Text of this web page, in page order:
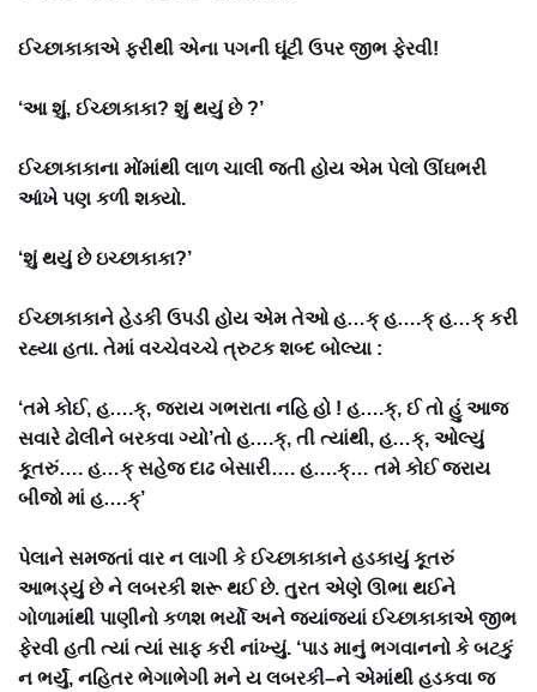
ઈચ્છાકાકાએ ફરીથી એના પગની ઘૂંટી ઉપર જીભ ફેરવી!
‘આ શું, ઈચ્છાકાકા? શું થયું છે ?’
ઈચ્છાકાકાના મોંમાંથી લાળ ચાલી જતી હોય એમ પેલો ઊંઘભરી
આંખે પણ કળી શક્યો.
‘શું થયું છે ઇચ્છાકાકા?’
ઈચ્છાકાકાને હેડકી ઉપડી હોય એમ તેઓ હ…ક્ હ….ક્ હ…ક્ કરી
રહ્યા હતા. તેમાં વચ્ચેવચ્ચે ત્રુટક શબ્દ બોલ્યા :
‘તમે કોઈ, હ….ક્, જરાય ગભરાતા નહિ હો ! હ….ક્, ઈ તો હું આજ
સવારે ઢોલીને બરકવા ગ્યો’તો હ….ક્, તી ત્યાંથી, હ…ક્, ઓલ્યું
કૂતરું…. હ…ક્ સહેજ દાઢ બેસારી…. હ….ક્… તમે કોઈ જરાય
બીજો માં હ….ક્’
પેલાને સમજતાં વાર ન લાગી કે ઈચ્છાકાકાને હડકાયું કૂતરું
આભડ્યું છે ને લબરકી શરૂ થઈ છે. તુરત એણે ઊભા થઈને
ગોળામાંથી પાણીનો કળશ ભર્યો અને જ્યાંજ્યાં ઈચ્છાકાકાએ જીભ
ફેરવી હતી ત્યાં ત્યાં સાફ કરી નાંખ્યું. ‘પાડ માનું ભગવાનનો કે બટકું
ન ભર્યું, નહિતર ભેગાભેગી મને ય લબરકી–ને એમાંથી હડકવા જ